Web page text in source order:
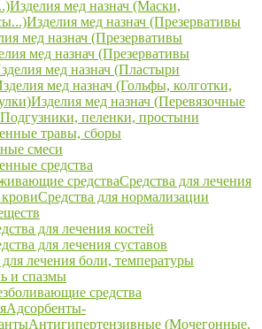
Изделия мед назнач (Маски,
Изделия мед назнач (Презервативы
мед назнач (Презервативы
мед назнач (Презервативы
мед назнач (Пластыри
мед назнач (Гольфы, колготки,
Изделия мед назнач (Перевязочные
Подгузники, пеленки, простыни
травы, сборы
смеси
средства
средстваСредства для лечения
Средства для нормализации
для лечения костей
для лечения суставов
лечения боли, температуры
и спазмы
средства
Адсорбенты-
Антигипертензивные (Мочегонные,